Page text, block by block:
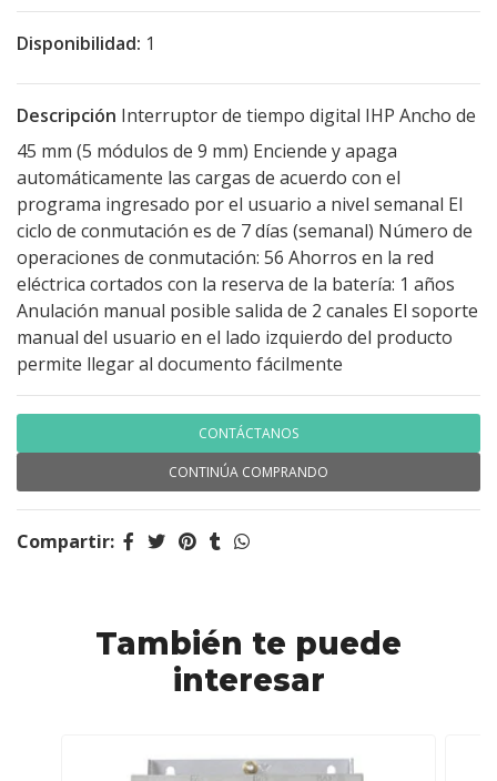
Disponibilidad: 1
Descripción Interruptor de tiempo digital IHP Ancho de
45 mm (5 módulos de 9 mm) Enciende y apaga
automáticamente las cargas de acuerdo con el
programa ingresado por el usuario a nivel semanal El
ciclo de conmutación es de 7 días (semanal) Número de
operaciones de conmutación: 56 Ahorros en la red
eléctrica cortados con la reserva de la batería: 1 años
Anulación manual posible salida de 2 canales El soporte
manual del usuario en el lado izquierdo del producto
permite llegar al documento fácilmente
CONTÁCTANOS
CONTINÚA COMPRANDO
Compartir:
También te puede
interesar